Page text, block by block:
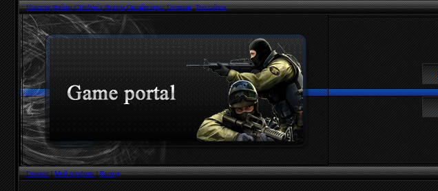
Новости Файлы ClanWar`s Форум Онлайн игры Гостевая Топ сайтов
Главная|Мой профиль|Выход